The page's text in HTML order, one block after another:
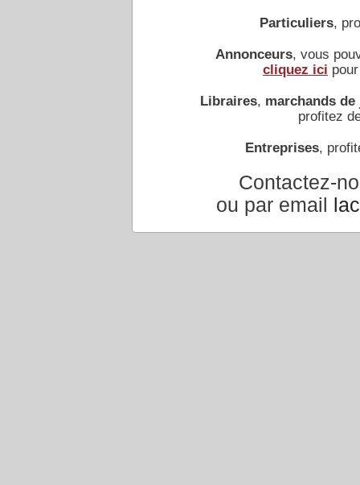
Particuliers,
Annonceurs, vous
cliquez ici
Libraires, marchands de
profitez
Entreprises,
Contactez-
ou par email